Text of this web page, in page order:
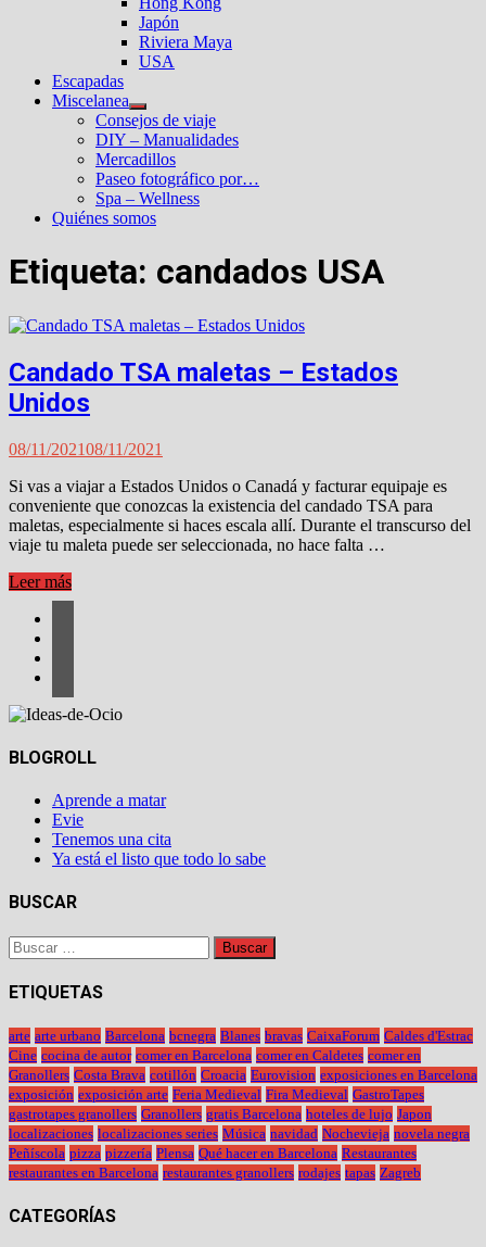
Japón
Riviera Maya
USA
Escapadas
Miscelanea
Mostrar
el
submenú
Consejos de viaje
DIY – Manualidades
Mercadillos
Paseo fotográfico por…
Spa – Wellness
Quiénes somos
Etiqueta: candados USA
Candado TSA maletas – Estados
Unidos
08/11/202108/11/2021
Si vas a viajar a Estados Unidos o Canadá y facturar equipaje es
conveniente que conozcas la existencia del candado TSA para
maletas, especialmente si haces escala allí. Durante el transcurso del
viaje tu maleta puede ser seleccionada, no hace falta …
Candado
maletas
Estados
Unidos
Leer más
BLOGROLL
Aprende a matar
Evie
Tenemos una cita
Ya está el listo que todo lo sabe
BUSCAR
Buscar:
ETIQUETAS
arte arte urbano Barcelona bcnegra Blanes bravas CaixaForum Caldes d'Estrac
Cine cocina de autor comer en Barcelona comer en Caldetes comer en
Granollers Costa Brava cotillón Croacia Eurovision exposiciones en Barcelona
exposición exposición arte Feria Medieval Fira Medieval GastroTapes
gastrotapes granollers Granollers gratis Barcelona hoteles de lujo Japon
localizaciones localizaciones series Música navidad Nochevieja novela negra
Peñíscola pizza pizzería Plensa Qué hacer en Barcelona Restaurantes
restaurantes en Barcelona restaurantes granollers rodajes tapas Zagreb
CATEGORÍAS